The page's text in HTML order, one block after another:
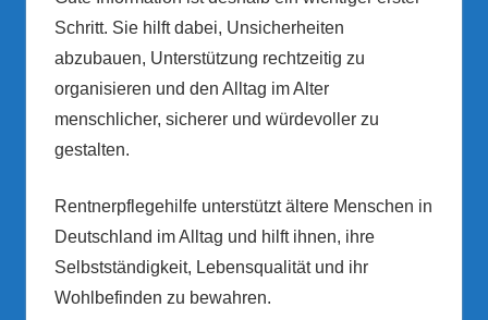
Schritt. Sie hilft dabei, Unsicherheiten
abzubauen, Unterstützung rechtzeitig zu
organisieren und den Alltag im Alter
menschlicher, sicherer und würdevoller zu
gestalten.
Rentnerpflegehilfe unterstützt ältere Menschen in
Deutschland im Alltag und hilft ihnen, ihre
Selbstständigkeit, Lebensqualität und ihr
Wohlbefinden zu bewahren.